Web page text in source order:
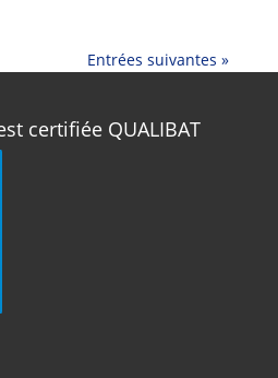
Entrées suivantes »
certifiée QUALIBAT